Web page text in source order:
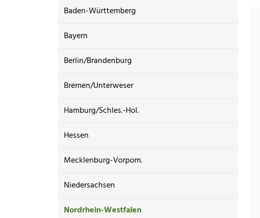
Baden-Württemberg
Bayern
Berlin/Brandenburg
Bremen/Unterweser
Hamburg/Schles.-Hol.
Hessen
Mecklenburg-Vorpom.
Niedersachsen
Nordrhein-Westfalen